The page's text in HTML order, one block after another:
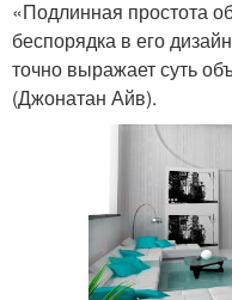
«Подлинная простота
беспорядка в его
точно выражает суть
(Джонатан Айв).